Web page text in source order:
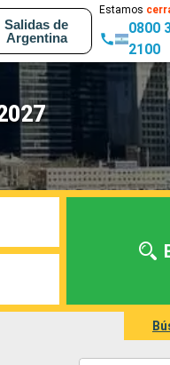
Salidas de
Argentina
Estamos
0800
2100